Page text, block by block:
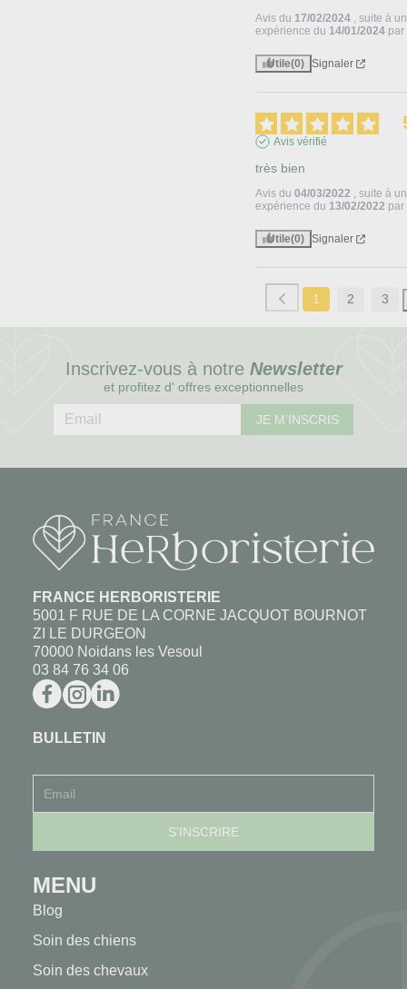
Avis du 17/02/2024 , suite à
expérience du 14/01/2024 par
Utile(0) Signaler
Avis vérifié
très bien
Avis du04/03/2022 , suite à
expérience du 13/02/2022 par
Utile(0) Signaler
1 2 3
Inscrivez-vous à notre Newsletter
et profitez d' offres exceptionnelles
JE M'INSCRIS
FRANCE HERBORISTERIE
5001 F RUE DE LA CORNE JACQUOT BOURNOT
ZI LE DURGEON
70000 Noidans les Vesoul
03 84 76 34 06
BULLETIN
MENU
Blog
Soin des chiens
Soin des chevaux